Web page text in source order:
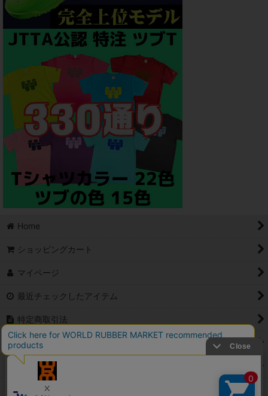
Home
ショッピングカート
マイページ
最近チェックしたアイテム
特定商取引法
ご利用案内
Contact